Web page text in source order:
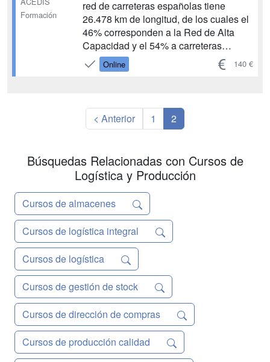
Formación
red de carreteras españolas tiene
26.478 km de longitud, de los cuales el
46% corresponden a la Red de Alta
Capacidad y el 54% a carreteras
convencionales. Las vías españolas
reciben el 90% del tráfico interior de
cuales, más de 26.0...
Online 140 €
< Anterior 1 2
Búsquedas Relacionadas con Cursos de
Logística y Producción
Cursos de almacenes
Cursos de logística integral
Cursos de logística
Cursos de gestión de stock
Cursos de dirección de compras
Cursos de producción calidad